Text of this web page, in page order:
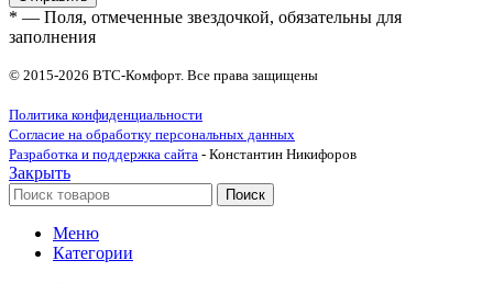
* — Поля, отмеченные звездочкой, обязательны для
заполнения
© 2015-2026 ВТС-Комфорт. Все права защищены
Политика конфиденциальности
Согласие на обработку персональных данных
Разработка и поддержка сайта - Константин Никифоров
Закрыть
Поиск
Меню
Категории